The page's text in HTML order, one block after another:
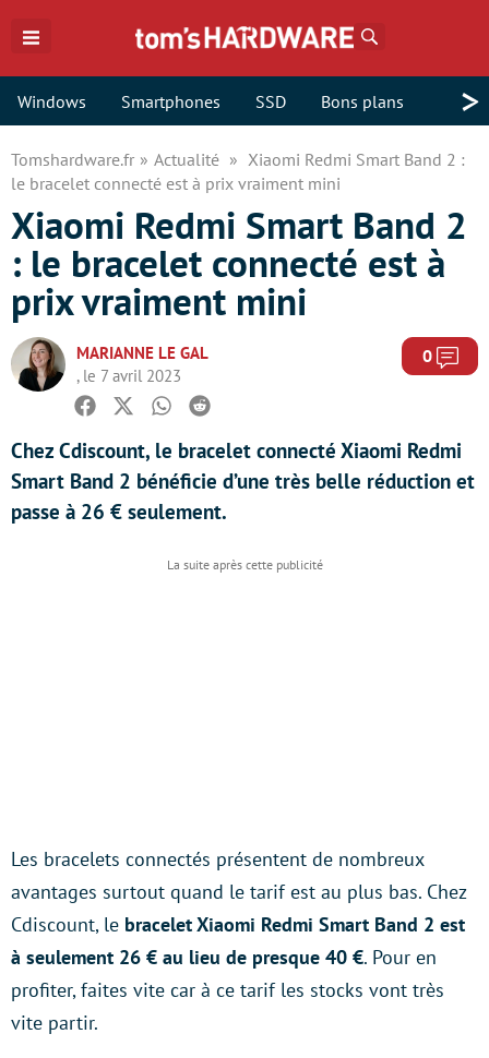
Windows Smartphones SSD Bons plans >
Tomshardware.fr Actualité
Xiaomi Redmi Smart Band 2 :
le bracelet connecté est à prix vraiment mini
Xiaomi Redmi Smart Band 2
: le bracelet connecté est à
prix vraiment mini
MARIANNE LE GAL
, le 7 avril 2023
0
Facebook
TwitterWhatsapp
Reddit
Chez Cdiscount, le bracelet connecté Xiaomi Redmi
Smart Band 2 bénéficie d’une très belle réduction et
passe à 26 € seulement.
Les bracelets connectés présentent de nombreux
avantages surtout quand le tarif est au plus bas. Chez
Cdiscount, le bracelet Xiaomi Redmi Smart Band 2 est
à seulement 26 € au lieu de presque 40 €. Pour en
profiter, faites vite car à ce tarif les stocks vont très
vite partir.